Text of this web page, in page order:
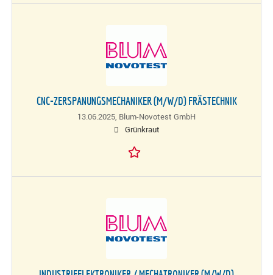
CNC-ZERSPANUNGSMECHANIKER (M/W/D) FRÄSTECHNIK
13.06.2025, Blum-Novotest GmbH
Grünkraut